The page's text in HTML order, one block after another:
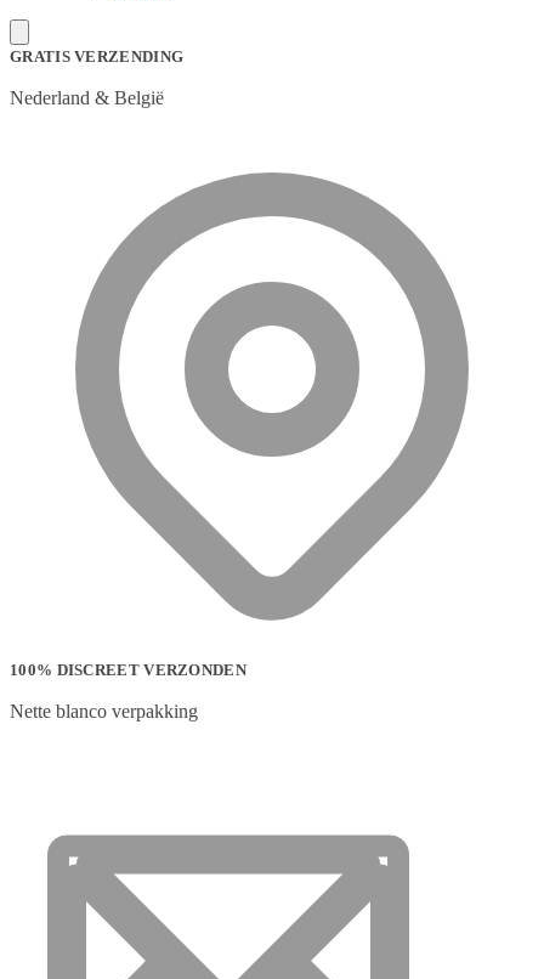
GRATIS VERZENDING
Nederland & België
100% DISCREET VERZONDEN
Nette blanco verpakking